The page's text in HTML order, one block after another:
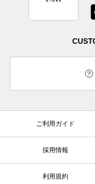
ご利用ガイド
採用情報
利用規約